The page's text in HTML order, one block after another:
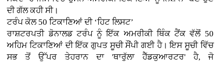
ਦੀ ਗੱਲ ਕਹੀ ਸੀ।
ਟਰੰਪ ਕੋਲ 50 ਟਿਕਾਣਿਆਂ ਦੀ ‘ਹਿਟ ਲਿਸਟ’
ਰਾਸ਼ਟਰਪਤੀ ਡੋਨਾਲਡ ਟਰੰਪ ਨੂੰ ਇੱਕ ਅਮਰੀਕੀ ਥਿੰਕ ਟੈਂਕ ਵੱਲੋਂ 50
ਅਹਿਮ ਟਿਕਾਣਿਆਂ ਦੀ ਇੱਕ ਗੁਪਤ ਸੂਚੀ ਸੌਂਪੀ ਗਈ ਹੈ। ਇਸ ਸੂਚੀ ਵਿੱਚ
ਸਭ ਤੋਂ ਉੱਪਰ ਤੇਹਰਾਨ ਦਾ 'ਥਾਰੁੱਲਾ ਹੈੱਡਕੁਆਰਟਰ' ਹੈ, ਜੋ